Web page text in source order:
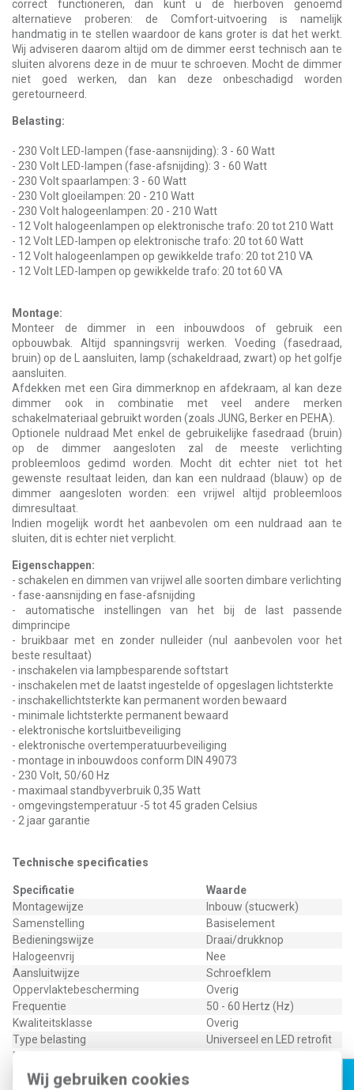
Wij gebruiken cookies
correct functioneren, dan kunt u de hierboven genoemd
alternatieve proberen: de Comfort-uitvoering is namelijk
handmatig in te stellen waardoor de kans groter is dat het werkt.
Wij adviseren daarom altijd om de dimmer eerst technisch aan te
sluiten alvorens deze in de muur te schroeven. Mocht de dimmer
niet goed werken, dan kan deze onbeschadigd worden
geretourneerd.
Belasting:
- 230 Volt LED-lampen (fase-aansnijding): 3 - 60 Watt
- 230 Volt LED-lampen (fase-afsnijding): 3 - 60 Watt
- 230 Volt spaarlampen: 3 - 60 Watt
- 230 Volt gloeilampen: 20 - 210 Watt
- 230 Volt halogeenlampen: 20 - 210 Watt
- 12 Volt halogeenlampen op elektronische trafo: 20 tot 210 Watt
- 12 Volt LED-lampen op elektronische trafo: 20 tot 60 Watt
- 12 Volt halogeenlampen op gewikkelde trafo: 20 tot 210 VA
- 12 Volt LED-lampen op gewikkelde trafo: 20 tot 60 VA
Montage:
Monteer de dimmer in een inbouwdoos of gebruik een
opbouwbak. Altijd spanningsvrij werken. Voeding (fasedraad,
bruin) op de L aansluiten, lamp (schakeldraad, zwart) op het golfje
aansluiten.
Afdekken met een Gira dimmerknop en afdekraam, al kan deze
dimmer ook in combinatie met veel andere merken
schakelmateriaal gebruikt worden (zoals JUNG, Berker en PEHA).
Optionele nuldraad Met enkel de gebruikelijke fasedraad (bruin)
op de dimmer aangesloten zal de meeste verlichting
probleemloos gedimd worden. Mocht dit echter niet tot het
gewenste resultaat leiden, dan kan een nuldraad (blauw) op de
dimmer aangesloten worden: een vrijwel altijd probleemloos
dimresultaat.
Indien mogelijk wordt het aanbevolen om een nuldraad aan te
sluiten, dit is echter niet verplicht.
Eigenschappen:
- schakelen en dimmen van vrijwel alle soorten dimbare verlichting
- fase-aansnijding en fase-afsnijding
- automatische instellingen van het bij de last passende
dimprincipe
- bruikbaar met en zonder nulleider (nul aanbevolen voor het
beste resultaat)
- inschakelen via lampbesparende softstart
- inschakelen met de laatst ingestelde of opgeslagen lichtsterkte
- inschakellichtsterkte kan permanent worden bewaard
- minimale lichtsterkte permanent bewaard
- elektronische kortsluitbeveiliging
- elektronische overtemperatuurbeveiliging
- montage in inbouwdoos conform DIN 49073
- 230 Volt, 50/60 Hz
- maximaal standbyverbruik 0,35 Watt
- omgevingstemperatuur -5 tot 45 graden Celsius
- 2 jaar garantie
Technische specificaties
Specificatie
Waarde
Montagewijze
Inbouw (stucwerk)
Samenstelling
Basiselement
Bedieningswijze
Draai/drukknop
Halogeenvrij
Nee
Aansluitwijze
Schroefklem
Oppervlaktebescherming
Overig
Frequentie
50 - 60 Hertz (Hz)
Kwaliteitsklasse
Overig
Type belasting
Universeel en LED retrofit
Materiaal
Bevestigingswijze